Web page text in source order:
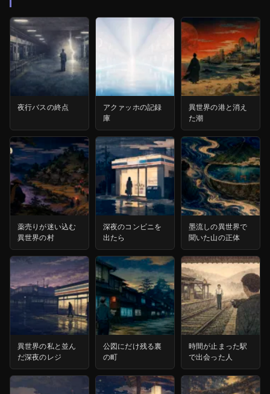
夜行バスの終点
アクァッホの記録
庫
異世界の港と消え
た潮
薬売りが迷い込む
異世界の村
深夜のコンビニを
出たら
墨流しの異世界で
聞いた山の正体
異世界の私と並ん
だ深夜のレジ
公図にだけ残る裏
の町
時間が止まった駅
で出会った人